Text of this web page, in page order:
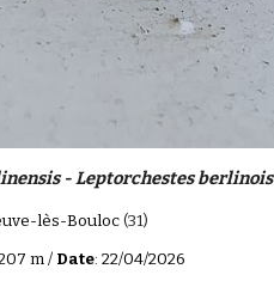
- Leptorchestes berlinois
lès-Bouloc(31)
m / Date: 22/04/2026